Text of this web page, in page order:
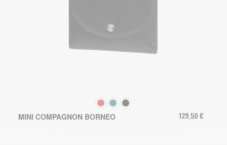
COULEUR
MINI COMPAGNON BORNEO 129,50 €